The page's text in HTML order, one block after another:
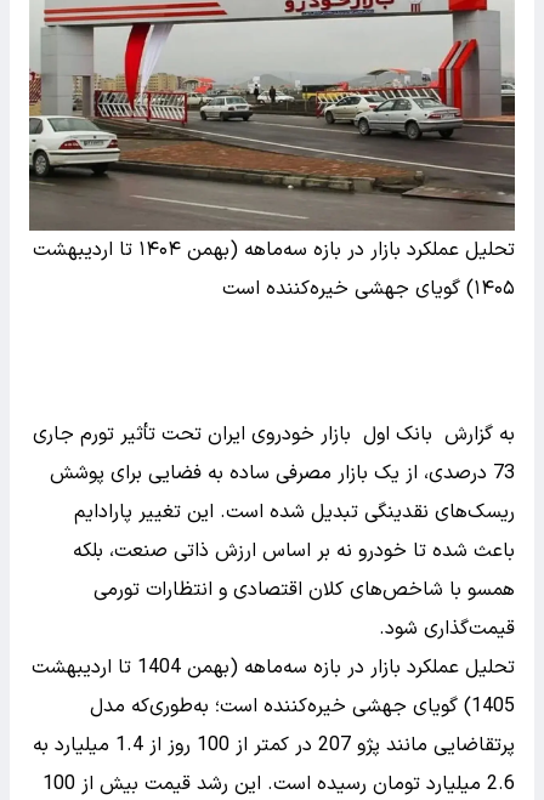
تحلیل عملکرد بازار در بازه سه‌ماهه (بهمن ۱۴۰۴ تا اردیبهشت
۱۴۰۵) گویای جهشی خیره‌کننده است
به گزارش بانک اول بازار خودروی ایران تحت تأثیر تورم جاری
73 درصدی، از یک بازار مصرفی ساده به فضایی برای پوشش
ریسک‌های نقدینگی تبدیل شده است. این تغییر پارادایم
باعث شده تا خودرو نه بر اساس ارزش ذاتی صنعت، بلکه
همسو با شاخص‌های کلان اقتصادی و انتظارات تورمی
قیمت‌گذاری شود.
تحلیل عملکرد بازار در بازه سه‌ماهه (بهمن 1404 تا اردیبهشت
1405) گویای جهشی خیره‌کننده است؛ به‌طوری‌که مدل
پرتقاضایی مانند پژو 207 در کمتر از 100 روز از 1.4 میلیارد به
2.6 میلیارد تومان رسیده است. این رشد قیمت بیش از 100